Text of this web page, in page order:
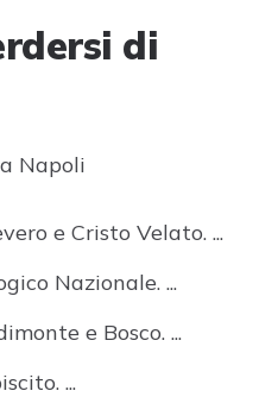
di
Napoli
e Cristo Velato. ...
Nazionale. ...
e Bosco. ...
...